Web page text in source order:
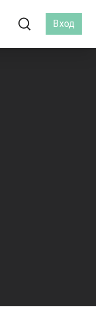
Вход